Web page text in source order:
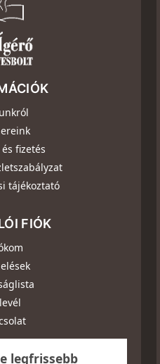
fizetés
tájékoztató
FIÓK
legfrissebb